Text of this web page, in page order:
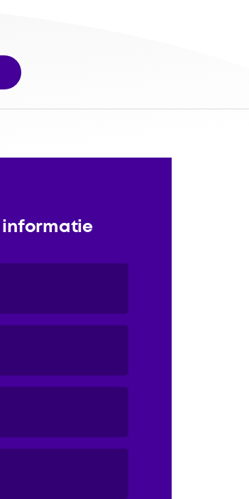
informatie